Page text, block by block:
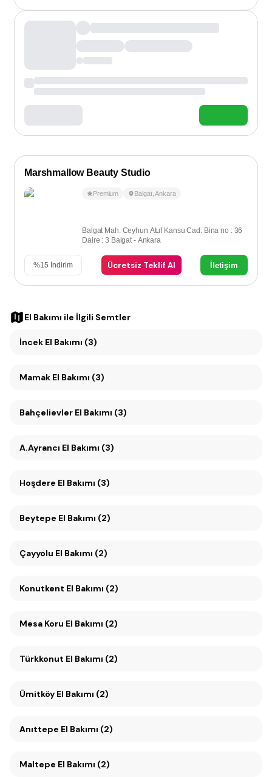
Marshmallow Beauty Studio
Premium Balgat,Ankara
Balgat Mah. Ceyhun Atuf Kansu Cad. Bina no : 36
Daire : 3 Balgat - Ankara
%15 İndirim Ücretsiz Teklif Al İletişim
El Bakımı ile İlgili Semtler
İncek El Bakımı (3)
Mamak El Bakımı (3)
Bahçelievler El Bakımı (3)
A.Ayrancı El Bakımı (3)
Hoşdere El Bakımı (3)
Beytepe El Bakımı (2)
Çayyolu El Bakımı (2)
Konutkent El Bakımı (2)
Mesa Koru El Bakımı (2)
Türkkonut El Bakımı (2)
Ümitköy El Bakımı (2)
Anıttepe El Bakımı (2)
Maltepe El Bakımı (2)